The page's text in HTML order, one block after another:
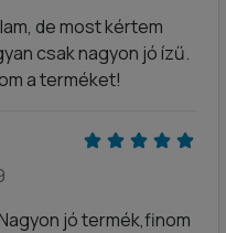
de most kértem
csak nagyon jó ízű.
a terméket!
jó termék,finom